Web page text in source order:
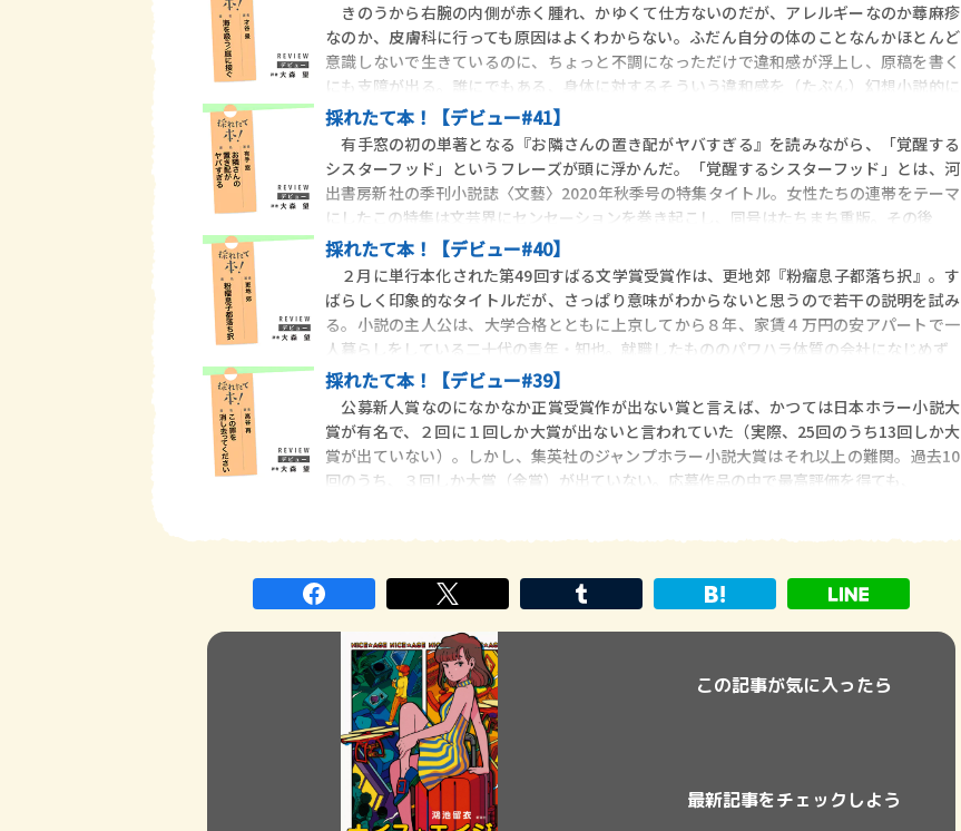
きのうから右腕の内側が赤く腫れ、かゆくて仕方ないのだが、アレルギーなのか蕁麻疹
なのか、皮膚科に行っても原因はよくわからない。ふだん自分の体のことなんかほとんど
意識しないで生きているのに、ちょっと不調になっただけで違和感が浮上し、原稿を書く
にも支障が出る。誰にでもある、身体に対するそういう違和感を（たぶん）幻想小説的に
ふ
採れたて本！【デビュー#41】
有手窓の初の単著となる『お隣さんの置き配がヤバすぎる』を読みながら、「覚醒する
シスターフッド」というフレーズが頭に浮かんだ。「覚醒するシスターフッド」とは、河
出書房新社の季刊小説誌〈文藝〉2020年秋季号の特集タイトル。女性たちの連帯をテーマ
にしたこの特集は文芸界にセンセーションを巻き起こし、同号はたちまち重版。その後
採れたて本！【デビュー#40】
２月に単行本化された第49回すばる文学賞受賞作は、更地郊『粉瘤息子都落ち択』。す
ばらしく印象的なタイトルだが、さっぱり意味がわからないと思うので若干の説明を試み
る。小説の主人公は、大学合格とともに上京してから８年、家賃４万円の安アパートで一
人暮らしをしている二十代の青年・知也。就職したもののパワハラ体質の会社になじめず
採れたて本！【デビュー#39】
公募新人賞なのになかなか正賞受賞作が出ない賞と言えば、かつては日本ホラー小説大
賞が有名で、２回に１回しか大賞が出ないと言われていた（実際、25回のうち13回しか大
賞が出ていない）。しかし、集英社のジャンプホラー小説大賞はそれ以上の難関。過去10
回のうち、３回しか大賞（金賞）が出ていない。応募作品の中で最高評価を得ても、
この記事が気に入ったら
最新記事をチェックしよう